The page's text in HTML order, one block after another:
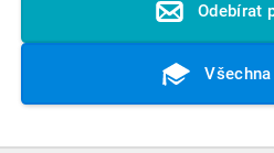
Odebírat